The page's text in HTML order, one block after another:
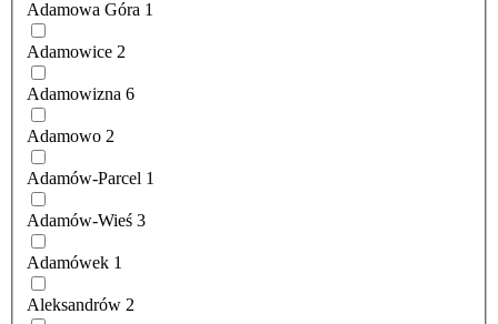
Adamowa Góra 1
Adamowice 2
Adamowizna 6
Adamowo 2
Adamów-Parcel 1
Adamów-Wieś 3
Adamówek 1
Aleksandrów 2